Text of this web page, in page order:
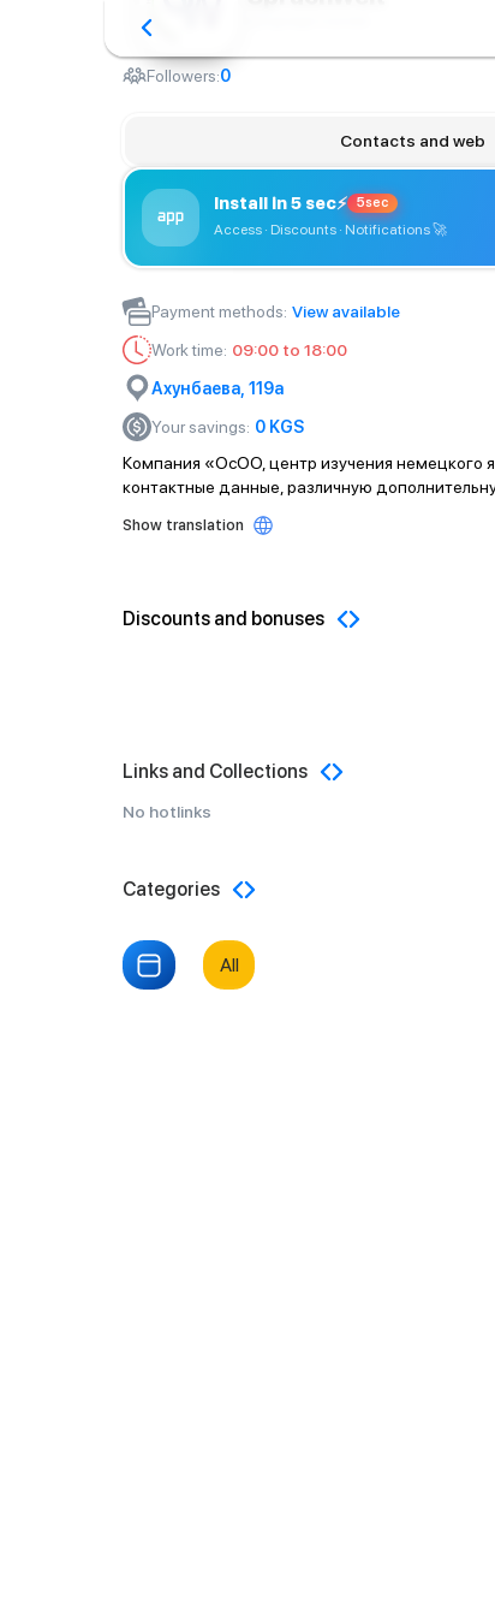
Followers:0
Contacts and web
Install in 5 sec⚡ 5sec
Access · Discounts · Notifications🚀
Payment methods: View available
Work time: 09:00 to 18:00
Ахунбаева, 119а
Your savings: 0 KGS
Компания «ОсОО, центр изучения немецкого
контактные данные, различную
Show translation
Discounts and bonuses
Links and Collections
No hotlinks
Categories
All